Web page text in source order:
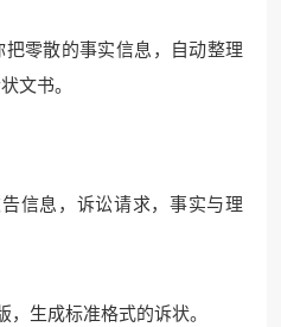
零散的事实信息，自动整理
文书。
信息，诉讼请求，事实与理
，生成标准格式的诉状。